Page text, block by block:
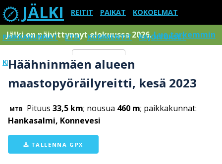
JÄLKI REITIT PAIKAT KOKOELMAT
PAIKKAKUNNAT ETSI KOMMENTIT RAJOITUKSET
KIRJAUDU SISÄÄN Menu
Jälki on päivittynnyt elokuussa 2026.Lue tarkemmin
Häähninmäen alueen
maastopyöräilyreitti, kesä 2023
MTB Pituus 33,5 km; nousua 460 m; paikkakunnat:
Hankasalmi, Konnevesi
TALLENNA GPX